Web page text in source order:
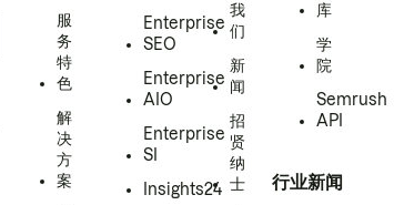
服
务
特
色
解
决
方
案
Enterprise
SEO
Enterprise
AIO
Enterprise
SI
Insights24
我
们
新
闻
招
贤
纳
士
库
学
院
Semrush
API
行业新闻